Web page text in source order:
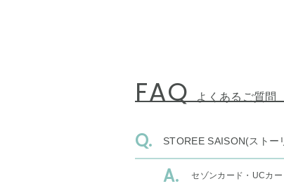
FAQ よくあるご質問
STOREE SAISON(ストー
セゾンカード・UCカ